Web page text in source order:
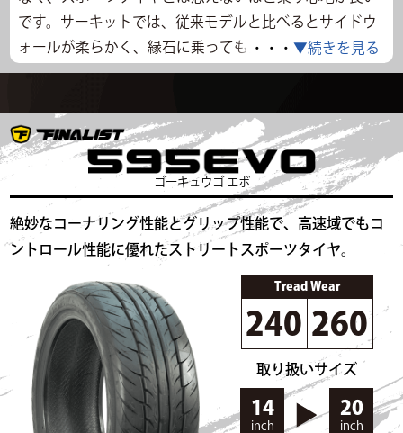
です。サーキットでは、従来モデルと比べるとサイドウ
ォールが柔らかく、縁石に乗っても当たりが柔らかいの
ですが、ステアリングレスポンスに影響がないレベルに
と増していて、縦も横もグリップのレベルが高く、自信
を持ってアクセルを踏んでいけるタイヤです。タイムア
タックに十分使える性能に進化していると思いました。
走行データ
走行時間 14:30～ 気温 18℃ 路面温度
12.9℃
42.424s 最高速度
タイムリザルト一覧
・・・ ▼続きを見る
▲閉じる
ゴーキュウゴ エボ
絶妙なコーナリング性能とグリップ性能で、高速域でもコ
ントロール性能に優れたストリートスポーツタイヤ。
Tread Wear
240 260
取り扱いサイズ
14
inch
20
inch